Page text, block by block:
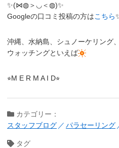
✨(⋈◍＞◡＜◍)✨
Googleの口コミ投稿の方はこちら
沖縄、水納島、シュノーケリング
ウォッチングといえば
⭐︎M E R M A I D⭐︎
カテゴリー：
スタッフブログ
パラセーリング
タグ